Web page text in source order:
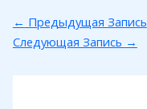
← Предыдущая Запись
Следующая Запись →